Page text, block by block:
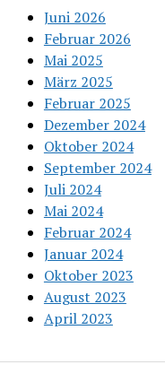
Juni 2026
Februar 2026
Mai 2025
März 2025
Februar 2025
Dezember 2024
Oktober 2024
September 2024
Juli 2024
Mai 2024
Februar 2024
Januar 2024
Oktober 2023
August 2023
April 2023